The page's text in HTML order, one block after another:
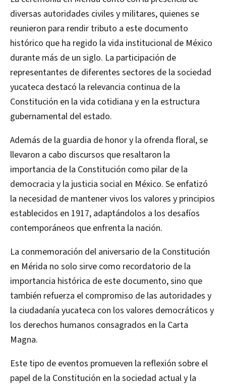
diversas autoridades civiles y militares, quienes se
reunieron para rendir tributo a este documento
histórico que ha regido la vida institucional de México
durante más de un siglo. La participación de
representantes de diferentes sectores de la sociedad
yucateca destacó la relevancia continua de la
Constitución en la vida cotidiana y en la estructura
gubernamental del estado.
Además de la guardia de honor y la ofrenda floral, se
llevaron a cabo discursos que resaltaron la
importancia de la Constitución como pilar de la
democracia y la justicia social en México. Se enfatizó
la necesidad de mantener vivos los valores y principios
establecidos en 1917, adaptándolos a los desafíos
contemporáneos que enfrenta la nación.
La conmemoración del aniversario de la Constitución
en Mérida no solo sirve como recordatorio de la
importancia histórica de este documento, sino que
también refuerza el compromiso de las autoridades y
la ciudadanía yucateca con los valores democráticos y
los derechos humanos consagrados en la Carta
Magna.
Este tipo de eventos promueven la reflexión sobre el
papel de la Constitución en la sociedad actual y la